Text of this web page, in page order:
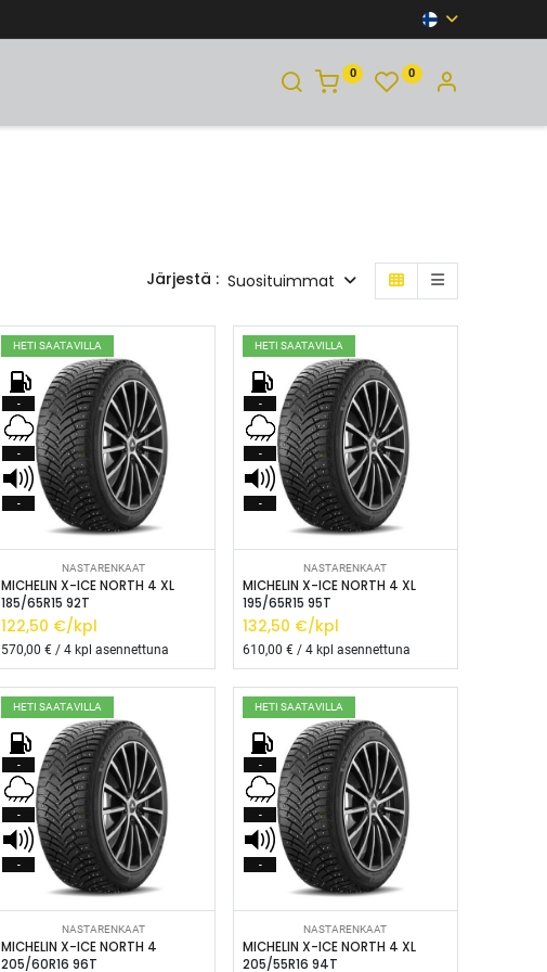
0 0
Järjestä : Suosituimmat
HETI SAATAVILLA
-
-
-
Lisää ostoskoriin
NASTARENKAAT
MICHELIN X-ICE NORTH 4 XL
185/65R15 92T
122,50 €/kpl
570,00 € / 4 kpl asennettuna
HETI SAATAVILLA
-
-
-
Lisää ostoskoriin
NASTARENKAAT
MICHELIN X-ICE NORTH 4 XL
195/65R15 95T
132,50 €/kpl
610,00 € / 4 kpl asennettuna
HETI SAATAVILLA
-
-
-
Lisää ostoskoriin
NASTARENKAAT
MICHELIN X-ICE NORTH 4
205/60R16 96T
HETI SAATAVILLA
-
-
-
Lisää ostoskoriin
NASTARENKAAT
MICHELIN X-ICE NORTH 4 XL
205/55R16 94T